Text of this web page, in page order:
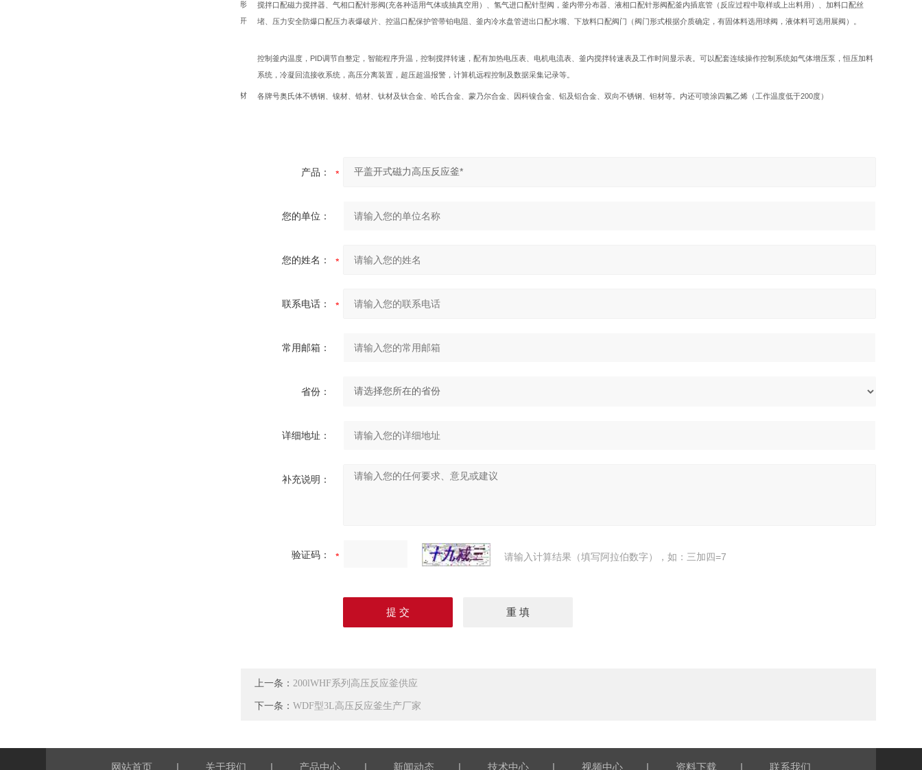
釜盖开口形
式（常规开
搅拌口配磁力搅拌器、气相口配针形阀(充各种适用气体或抽真空用）、氢气进口配针型阀，釜内带分布器、液相口配针形阀配釜内插底管（反应过程中取样或上出料用）、加料口配丝
堵、压力安全防爆口配压力表爆破片、控温口配保护管带铂电阻、釜内冷水盘管进出口配水嘴、下放料口配阀门（阀门形式根据介质确定，有固体料选用球阀，液体料可选用展阀）。
控制釜内温度， PID调节自整定，智能程序升温，控制搅拌转速，配有加热电压表、电机电流表、釜内搅拌转速表及工作时间显示表。可以配套连续操作控制系统如气体增压泵，恒压加料
系统，冷凝回流接收系统，高压分离装置，超压超温报警，计算机远程控制及数据采集记录等。
釜体主要材 各牌号奥氏体不锈钢、镍材、锆材、钛材及钛合金、哈氏合金、蒙乃尔合金、因科镍合金、铝及铝合金、双向不锈钢、钽材等。内还可喷涂四氟乙烯（工作温度低于200度）
产品：
您的单位：
您的姓名：
联系电话：
常用邮箱：
省份：
详细地址：
补充说明：
验证码： 请输入计算结果（填写阿拉伯数字），如：三加四=7
上一条： 200lWHF系列高压反应釜供应
下一条：WDF型3L高压反应釜生产厂家
网站首页 | 关于我们 | 产品中心 | 新闻动态 | 技术中心 | 视频中心 | 资料下载 | 联系我们